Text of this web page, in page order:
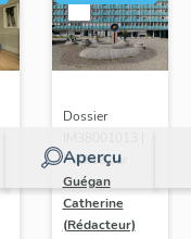
Aperçu
Dossier
Réalisé par
Guégan
Catherine
(Rédacteur)